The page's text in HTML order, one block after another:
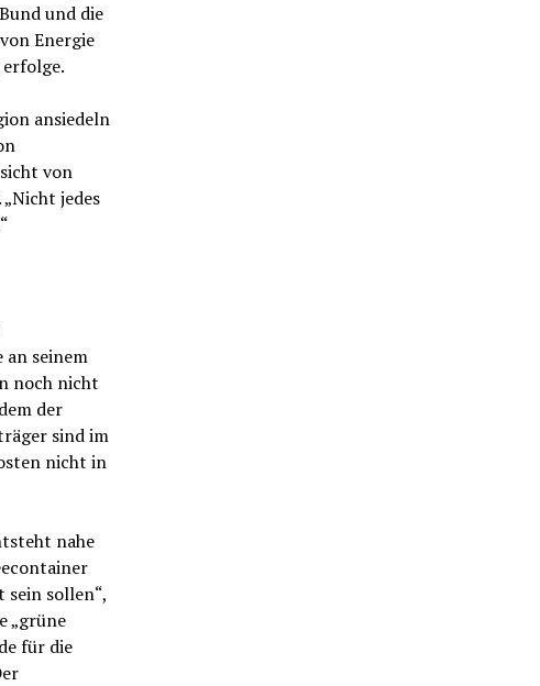
und die
Energie
ansiedeln
von
jedes
seinem
noch nicht
der
sind im
nicht in
nahe
sollen“,
„grüne
für die